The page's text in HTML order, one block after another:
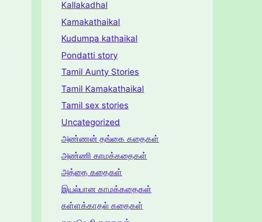
Kallakadhal
Kamakathaikal
Kudumpa kathaikal
Pondatti story
Tamil Aunty Stories
Tamil Kamakathaikal
Tamil sex stories
Uncategorized
அண்ணன் தங்கை கதைகள்
அண்ணி காமக்கதைகள்
அத்தை கதைகள்
இயல்பான காமக்கதைகள்
கள்ளக்காதல் கதைகள்